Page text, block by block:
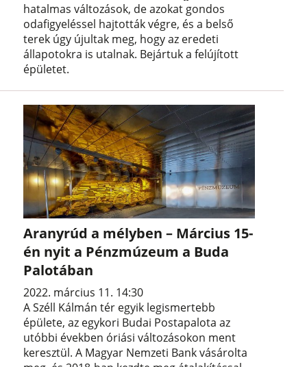
hatalmas változások, de azokat gondos
odafigyeléssel hajtották végre, és a belső
terek úgy újultak meg, hogy az eredeti
állapotokra is utalnak. Bejártuk a felújított
épületet.
Aranyrúd a mélyben – Március 15-
én nyit a Pénzmúzeum a Buda
Palotában
2022. március 11. 14:30
A Széll Kálmán tér egyik legismertebb
épülete, az egykori Budai Postapalota az
utóbbi években óriási változásokon ment
keresztül. A Magyar Nemzeti Bank vásárolta